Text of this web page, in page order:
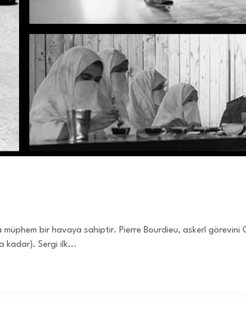
bir havaya sahiptir. Pierre Bourdieu, askerî görevini
kadar). Sergi ilk...